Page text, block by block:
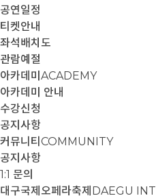
공연일정
티켓안내
좌석배치도
관람예절
아카데미 ACADEMY
아카데미 안내
수강신청
공지사항
커뮤니티 COMMUNITY
공지사항
1:1 문의
대구국제오페라축제 DAEGU